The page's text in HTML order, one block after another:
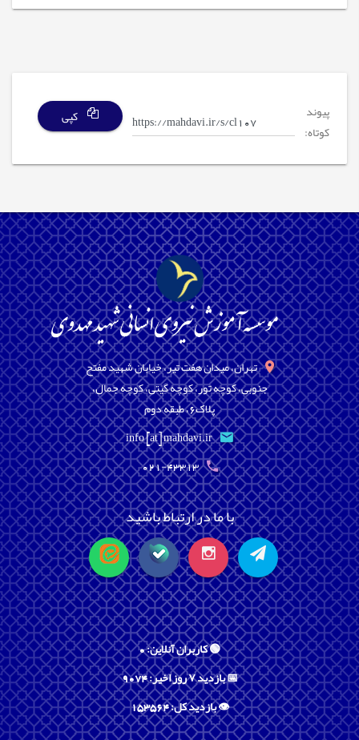
پیوند
کوتاه:
کپی
تهران، میدان هفت تیر، خیابان شهید مفتح
جنوبی، کوچه تور، کوچه گیتی، کوچه جمال،
پلاک6، طبقه دوم
info [at] mahdavi.ir
021-43313
با ما در ارتباط باشید
🟢 کاربران آنلاین: 0
📅 بازدید ۷ روز اخیر: 9074
👁️ بازدید کل: 153564